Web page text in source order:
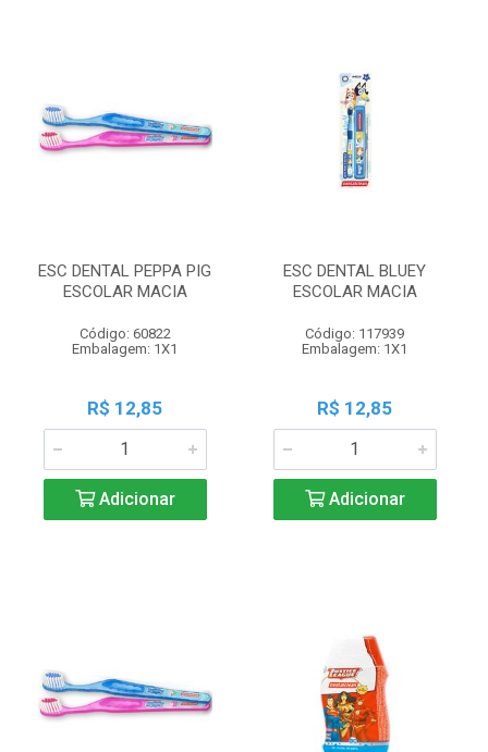
ESC DENTAL PEPPA PIG
ESCOLAR MACIA
Código: 60822
Embalagem: 1X1
R$ 12,85
Adicionar
ESC DENTAL BLUEY
ESCOLAR MACIA
Código: 117939
Embalagem: 1X1
R$ 12,85
Adicionar